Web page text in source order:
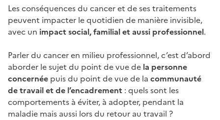
Les conséquences du cancer et de ses traitements
peuvent impacter le quotidien de manière invisible,
avec un impact social, familial et aussi professionnel.
Parler du cancer en milieu professionnel, c’est d’abord
aborder le sujet du point de vue de la personne
concernée puis du point de vue de la communauté
de travail et de l’encadrement : quels sont les
comportements à éviter, à adopter, pendant la
maladie mais aussi lors du retour au travail ?